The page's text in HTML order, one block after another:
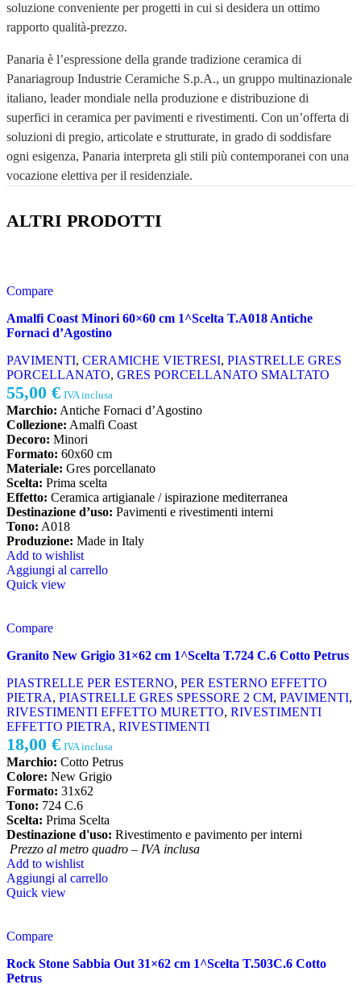
soluzione conveniente per progetti in cui si desidera un ottimo
rapporto qualità-prezzo.
Panaria è l’espressione della grande tradizione ceramica di
Panariagroup Industrie Ceramiche S.p.A., un gruppo multinazionale
italiano, leader mondiale nella produzione e distribuzione di
superfici in ceramica per pavimenti e rivestimenti. Con un’offerta di
soluzioni di pregio, articolate e strutturate, in grado di soddisfare
ogni esigenza, Panaria interpreta gli stili più contemporanei con una
vocazione elettiva per il residenziale.
ALTRI PRODOTTI
Compare
Amalfi Coast Minori 60×60 cm 1^Scelta T.A018 Antiche
Fornaci d’Agostino
PAVIMENTI, CERAMICHE VIETRESI, PIASTRELLE GRES
PORCELLANATO, GRES PORCELLANATO SMALTATO
55,00 € IVA inclusa
Marchio: Antiche Fornaci d’Agostino
Collezione: Amalfi Coast
Decoro: Minori
Formato: 60x60 cm
Materiale: Gres porcellanato
Scelta: Prima scelta
Effetto: Ceramica artigianale / ispirazione mediterranea
Destinazione d’uso: Pavimenti e rivestimenti interni
Tono: A018
Produzione: Made in Italy
Add to wishlist
Aggiungi al carrello
Quick view
Compare
Granito New Grigio 31×62 cm 1^Scelta T.724 C.6 Cotto Petrus
PIASTRELLE PER ESTERNO, PER ESTERNO EFFETTO
PIETRA, PIASTRELLE GRES SPESSORE 2 CM, PAVIMENTI,
RIVESTIMENTI EFFETTO MURETTO, RIVESTIMENTI
EFFETTO PIETRA, RIVESTIMENTI
18,00 € IVA inclusa
Marchio: Cotto Petrus
Colore: New Grigio
Formato: 31x62
Tono: 724 C.6
Scelta: Prima Scelta
Destinazione d'uso: Rivestimento e pavimento per interni
Prezzo al metro quadro – IVA inclusa
Add to wishlist
Aggiungi al carrello
Quick view
Compare
Rock Stone Sabbia Out 31×62 cm 1^Scelta T.503C.6 Cotto
Petrus